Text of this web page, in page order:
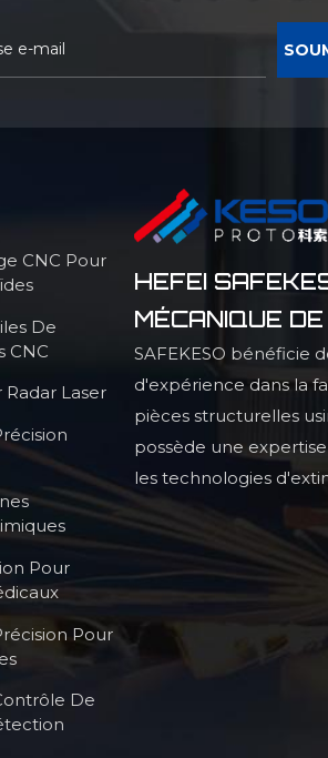
CNC Pour
De
CNC
Radar Laser
Pour
Pour
De
HEFEI
MÉCANIQUE
SAFEKESO bénéficie
d'expérience dans la
pièces structurelles
possède une
les technologies
infrarouge, la
structurelles profilées
précision et les
qualité.